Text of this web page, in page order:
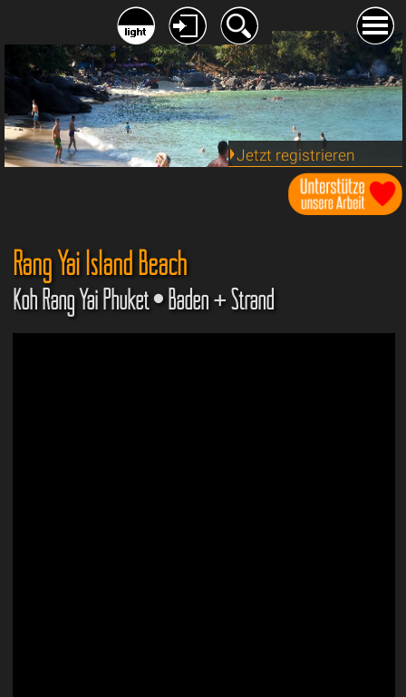
Jetzt registrieren
Rang Yai Island Beach
Koh Rang Yai Phuket • Baden + Strand